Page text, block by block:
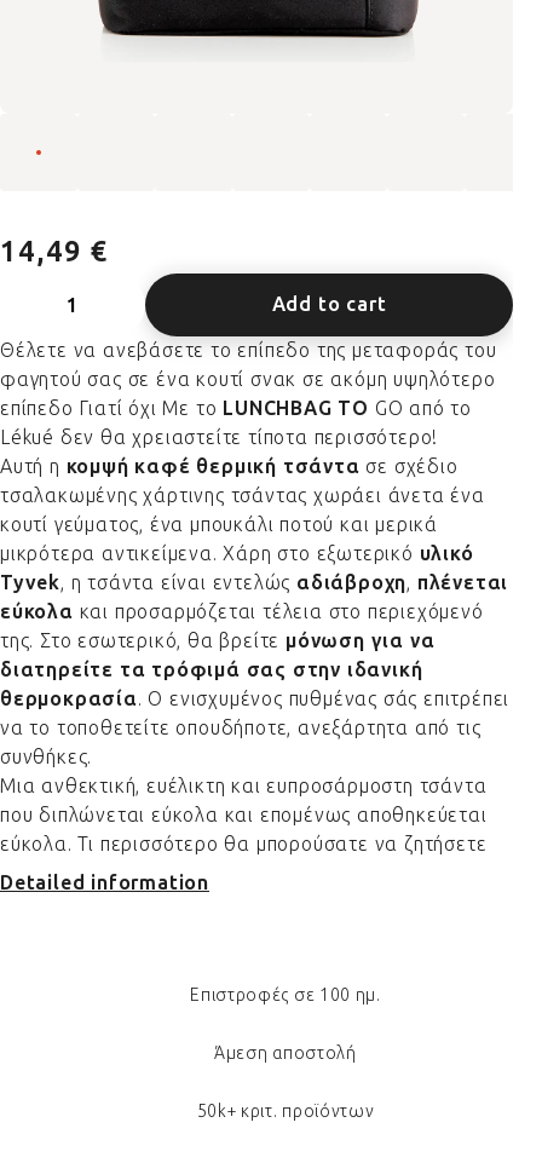
14,49 €
Add to cart
Θέλετε να ανεβάσετε το επίπεδο της μεταφοράς του
φαγητού σας σε ένα κουτί σνακ σε ακόμη υψηλότερο
επίπεδο Γιατί όχι Με το LUNCHBAG TO GO από το
Lékué δεν θα χρειαστείτε τίποτα περισσότερο!
Αυτή η κομψή καφέ θερμική τσάντα σε σχέδιο
τσαλακωμένης χάρτινης τσάντας χωράει άνετα ένα
κουτί γεύματος, ένα μπουκάλι ποτού και μερικά
μικρότερα αντικείμενα. Χάρη στο εξωτερικό υλικό
Tyvek, η τσάντα είναι εντελώς αδιάβροχη, πλένεται
εύκολα και προσαρμόζεται τέλεια στο περιεχόμενό
της. Στο εσωτερικό, θα βρείτε μόνωση για να
διατηρείτε τα τρόφιμά σας στην ιδανική
θερμοκρασία. Ο ενισχυμένος πυθμένας σάς επιτρέπει
να το τοποθετείτε οπουδήποτε, ανεξάρτητα από τις
συνθήκες.
Μια ανθεκτική, ευέλικτη και ευπροσάρμοστη τσάντα
που διπλώνεται εύκολα και επομένως αποθηκεύεται
εύκολα. Τι περισσότερο θα μπορούσατε να ζητήσετε
Detailed information
Επιστροφές σε 100 ημ.
Άμεση αποστολή
50k+ κριτ. προϊόντων